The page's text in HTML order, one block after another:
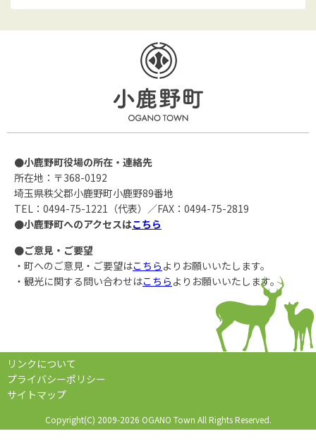
●小鹿野町役場の所在・連絡先
所在地：〒368-0192
埼玉県秩父郡小鹿野町小鹿野89番地
TEL：0494-75-1221（代表）／FAX：0494-75-2819
●小鹿野町へのアクセスはこちら
●ご意見・ご要望
・町へのご意見・ご要望はこちら よりお願いいたします。
・観光に関する問い合わせはこちら よりお願いいたします。
リンクについて
プライバシーポリシー
サイトマップ
Copyright(C) 2009-2026 OGANO Town All Rights Reserved.